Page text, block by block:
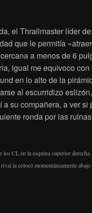
el Thrallmaster líder
que le permitía
a menos de 6
igual me equivoco con
en lo alto de la
al escurridizo
a su compañera, a ver si
ronda por las
los CL en la esquina superior
la colocó momentáneamente